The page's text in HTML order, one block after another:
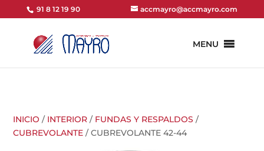
91 8 12 19 90 accmayro@accmayro.com
MENU
INICIO / INTERIOR / FUNDAS Y RESPALDOS /
CUBREVOLANTE / CUBREVOLANTE 42-44